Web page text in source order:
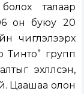
талаар
он буюу 20
чиглэлээрх
групп
эхлүүлсэн,
Цаашаа олон